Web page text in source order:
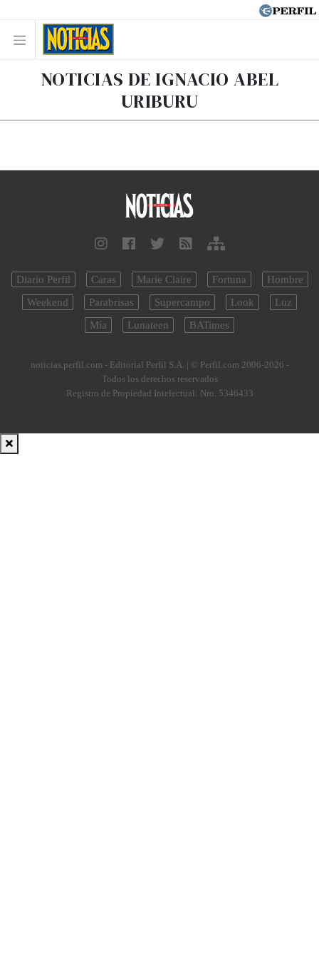
NOTICIAS DE IGNACIO ABEL
URIBURU
Diario Perfil Caras Marie Claire Fortuna
Hombre
Weekend
Parabrisas Supercampo Look
Luz
Mía
Lunateen BATimes
noticias.perfil.com - Editorial Perfil S.A. | © Perfil.com 2006-2026 -
Todos los derechos reservados
Registro de Propiedad Intelectual: Nro. 5346433